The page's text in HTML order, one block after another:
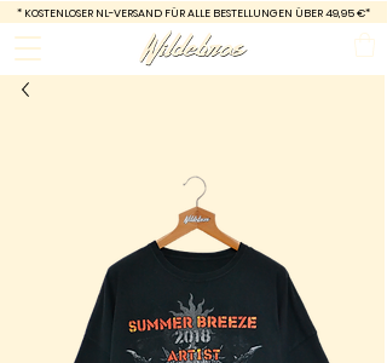
* KOSTENLOSER NL-VERSAND FÜR ALLE BESTELLUNGEN ÜBER 49,95 €*